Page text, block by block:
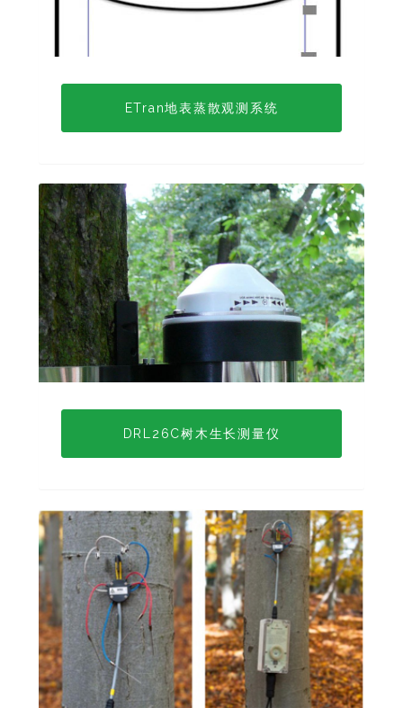
ETran地表蒸散观测系统
DRL26C树木生长测量仪